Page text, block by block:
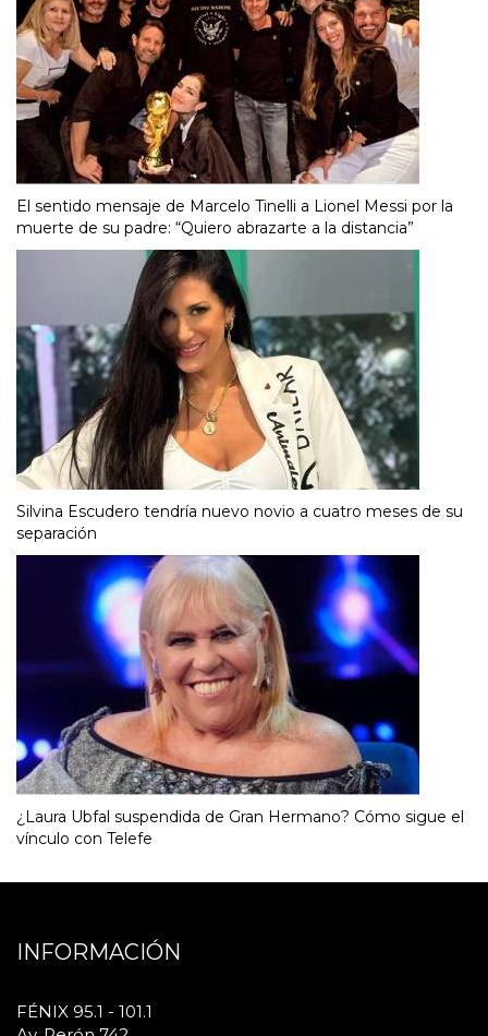
El sentido mensaje de Marcelo Tinelli a Lionel Messi por la
muerte de su padre: “Quiero abrazarte a la distancia”
Silvina Escudero tendría nuevo novio a cuatro meses de su
separación
¿Laura Ubfal suspendida de Gran Hermano? Cómo sigue el
vínculo con Telefe
INFORMACIÓN
FÉNIX 95.1 - 101.1